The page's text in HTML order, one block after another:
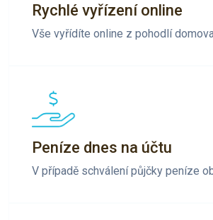
Rychlé vyřízení online
Vše vyřídíte online z pohodlí
Peníze dnes na účtu
V případě schválení půjčky peníze